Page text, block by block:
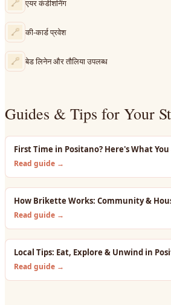
एयर कंडीशनिंग
की‑कार्ड प्रवेश
बेड लिनेन और तौलिया उपलब्ध
Guides & Tips for Your
First Time in Positano? Here's What
Read guide →
How Brikette Works: Community &
Read guide →
Local Tips: Eat, Explore & Unwind in
Read guide →